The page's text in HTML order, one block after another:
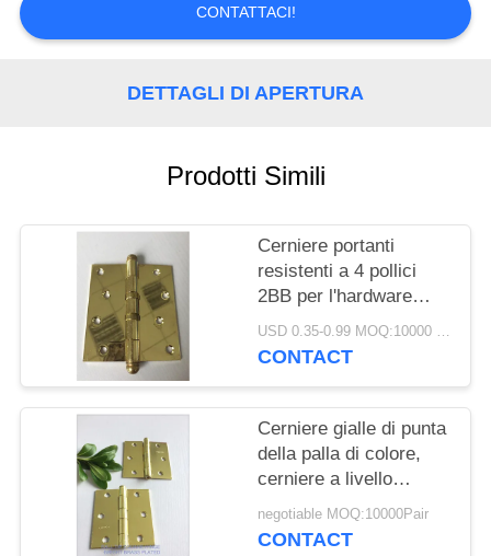
MAPPA
POLICY
CONTATTACI!
DETTAGLI DI APERTURA
Prodotti Simili
Cerniere portanti
resistenti a 4 pollici
2BB per l'hardware
della costruzione della
finestra e della porta
USD 0.35-0.99 MOQ:10000 COPPIE
CONTACT
Cerniere gialle di punta
della palla di colore,
cerniere a livello
resistenti del supporto
altamente lucidate
negotiable MOQ:10000Pair
CONTACT